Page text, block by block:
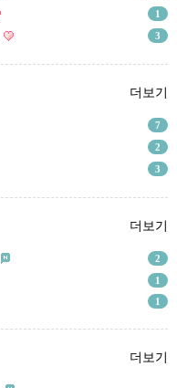
1
3
더보기
7
2
3
더보기
2
1
1
더보기